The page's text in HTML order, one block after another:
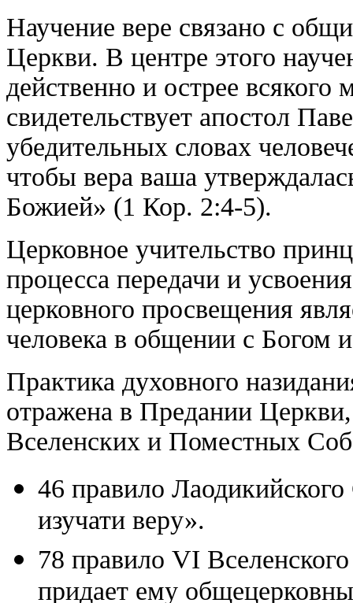
Научение вере связано с
Церкви. В центре этого
действенно и острее
свидетельствует апостол
убедительных словах
чтобы вера ваша
Божией» (1 Кор. 2:4-5).
Церковное учительство
процесса передачи и
церковного просвещения
человека в общении с Богом
Практика духовного
отражена в Предании
Вселенских и Поместных
46 правило
изучати веру».
78 правило VI
придает ему